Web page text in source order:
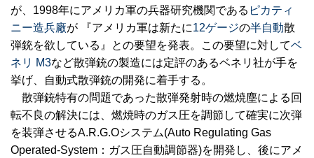
が、1998年にアメリカ軍の兵器研究機関である ピカティ
ニー造兵廠が 『アメリカ軍は新たに12ゲージの半自動散
弾銃を欲している』との要望を発表。この要望に対してベ
ネリ M3など散弾銃の製造には定評のあるベネリ社が手を
挙げ、自動式散弾銃の開発に着手する。
散弾銃特有の問題であった散弾発射時の燃焼塵による回
転不良の解決には、燃焼時のガス圧を調節して確実に次弾
を装弾させるA.R.G.Oシステム(Auto Regulating Gas
Operated-System：ガス圧自動調節器)を開発し、後にアメ